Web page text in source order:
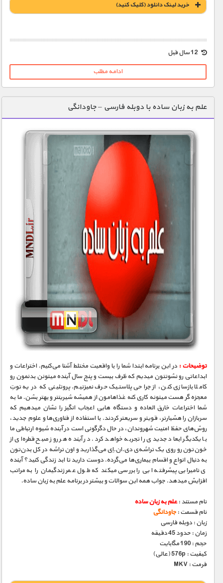
خريد لينک دانلود (کليک کنيد)
1900 تومان – خريد لينک دانلود (افزودن به سبد خريد)
ادامه مطلب
علم به زبان ساده با دوبله فارسی – جاودانگی
توضیحات : در این برنامه ابتدا شما را با واقعیت مختلط آشنا می‌کنیم. اختراعات و
ابداعاتی رو نشونتون میدیم که ظرف بیست و پنج سال آینده میتونن بدنمون رو
کاملا بازسازی کنن، از جراحی پلاستیک حرف نمیزنیم. پروتئینی که در یه توتِ
معجزه ‮گر هست میتونه کاری کنه غذاهامون از همیشه شیرینتر و بهتر بشن. ما به
شما اختراعات خارق­ العاده و دستگاه­ هایی اعجاب­ انگیز را نشان می­دهیم که
سربازان را هشیارتر، قوی­تر و سریعتر کردند. با استفاده از فناوری‌ها و علوم جدید،
روش‌های حفظ امنیت شهروندان، در حال دگرگونی است در آینده شیوه ارتباطی ما
با یکدیگر ابعاد جدیدی را تجربه خواهد کرد. در آینده هر روز صبح قطره‌ای از
خون‌تون رو روی یک تراشه‌ی دی.ان.اِی می‌گذارید و اون تراشه در کل بدن‌تون
به دنبال انواع و اقسام بیماری‌ها می‌گرده. دوست دارید تا ابد زندگی کنید؟ آینده
­ی نامیرایی پیشرفت­ه ایی را بررسی می­کند که طول عمر زندگی­مان را به مراتب
افزایش می­دهد. جواب همه این سوالات و بیشتر در برنامه علم به زبان ساده.
نام مستند :علم به زبان ساده
نام قسمت : جاودانگی
زبان : دوبله فارسی
زمان : حدود 45 دقیقه
حجم : 190 مگابایت
کیفیت : 576p (عالی)
فرمت : MKV